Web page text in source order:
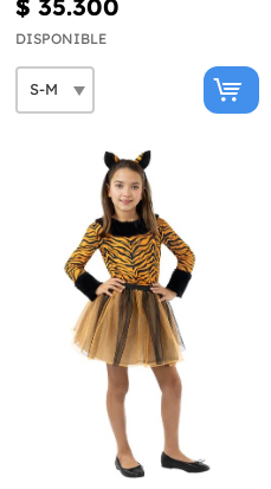
$ 35.300
DISPONIBLE